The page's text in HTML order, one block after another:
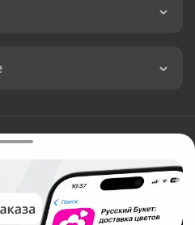
цветов в Ярославле